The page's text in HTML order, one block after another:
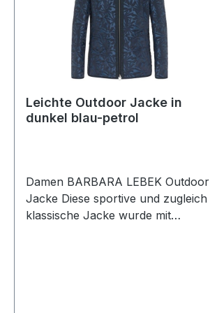
Leichte Outdoor Jacke in
dunkel blau-petrol
Damen BARBARA LEBEK Outdoor
Jacke Diese sportive und zugleich
klassische Jacke wurde mit